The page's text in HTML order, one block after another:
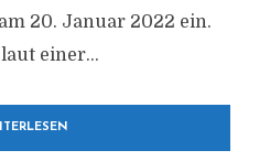
20. Januar 2022 ein.
einer...